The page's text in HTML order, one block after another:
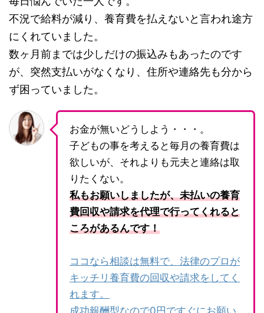
不況で給料が減り、養育費を払えないと言われ途方
にくれていました。
数ヶ月前までは少しだけの振込みもあったのです
が、突然支払いがなくなり、住所や連絡先も分から
ず困っていました。
お金が無いどうしよう・・・。
子どもの事を考えると毎月の養育費は
欲しいが、それよりも元夫と連絡は取
りたくない。
私もお願いしましたが、未払いの養育
費回収や請求を代理で行ってくれると
ころがあるんです！
ココなら相談は無料で、法律のプロが
キッチリ養育費の回収や請求をしてく
れます。
成功報酬型なので0円ですぐにお願い